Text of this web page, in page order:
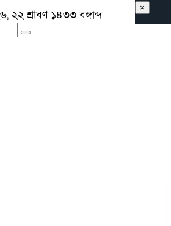
২২ শ্রাবণ ১৪৩৩ বঙ্গাব্দ
×